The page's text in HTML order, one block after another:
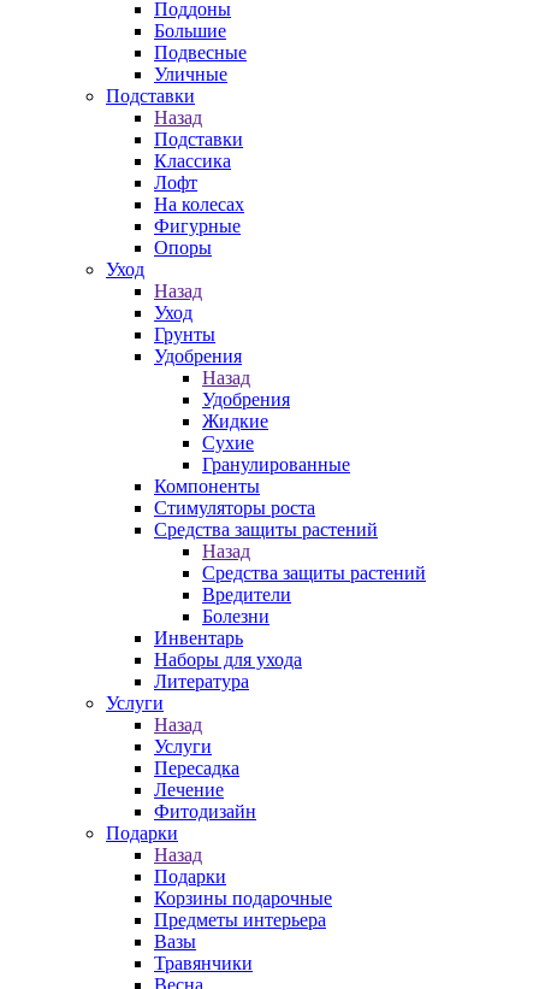
Поддоны
Большие
Подвесные
Уличные
Подставки
Назад
Подставки
Классика
Лофт
На колесах
Фигурные
Опоры
Уход
Назад
Уход
Грунты
Удобрения
Назад
Удобрения
Жидкие
Сухие
Гранулированные
Компоненты
Стимуляторы роста
Средства защиты растений
Назад
Средства защиты растений
Вредители
Болезни
Инвентарь
Наборы для ухода
Литература
Услуги
Назад
Услуги
Пересадка
Лечение
Фитодизайн
Подарки
Назад
Подарки
Корзины подарочные
Предметы интерьера
Вазы
Травянчики
Весна